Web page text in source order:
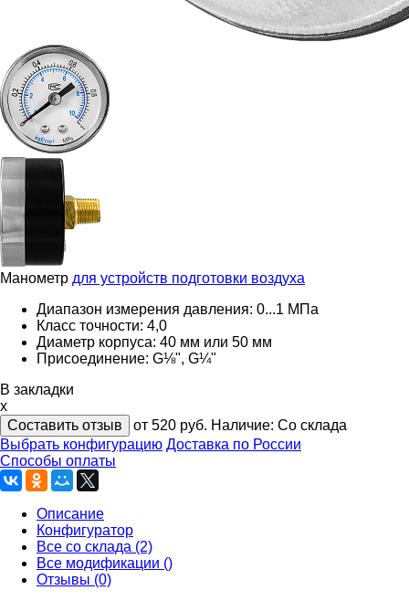
Манометр для устройств подготовки воздуха
Диапазон измерения давления: 0...1 МПа
Класс точности: 4,0
Диаметр корпуса: 40 мм или 50 мм
Присоединение: G⅛", G¼"
В закладки
x
Составить отзыв
от 520 руб. Наличие: Со склада
Выбрать конфигурацию Доставка по России
Способы оплаты
Описание
Конфигуратор
Все со склада (2)
Все модификации ()
Отзывы (0)